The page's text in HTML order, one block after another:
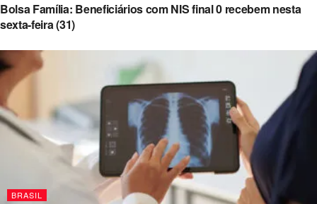
Bolsa Família: Beneficiários com NIS final 0 recebem nesta
sexta-feira (31)
BRASIL